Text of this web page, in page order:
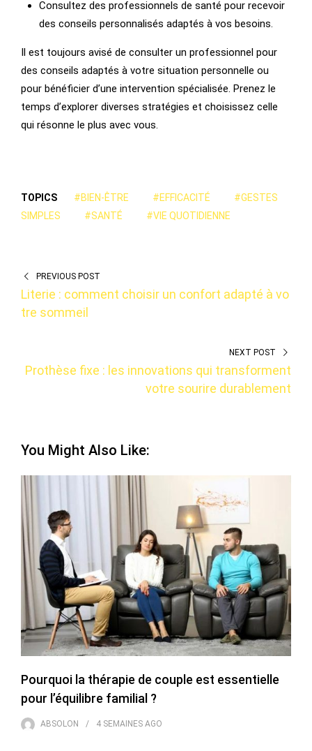
Consultez des professionnels de santé pour recevoir
des conseils personnalisés adaptés à vos besoins.
Il est toujours avisé de consulter un professionnel pour
des conseils adaptés à votre situation personnelle ou
pour bénéficier d’une intervention spécialisée. Prenez le
temps d’explorer diverses stratégies et choisissez celle
qui résonne le plus avec vous.
TOPICS #BIEN-ÊTRE #EFFICACITÉ
#GESTES
SIMPLES
#SANTÉ #VIE QUOTIDIENNE
PREVIOUS POST
Literie : comment choisir un confort adapté à vo
tre sommeil
NEXT POST
Prothèse fixe : les innovations qui transforment
votre sourire durablement
You Might Also Like:
Pourquoi la thérapie de couple est essentielle
pour l’équilibre familial ?
ABSOLON 4 SEMAINES AGO